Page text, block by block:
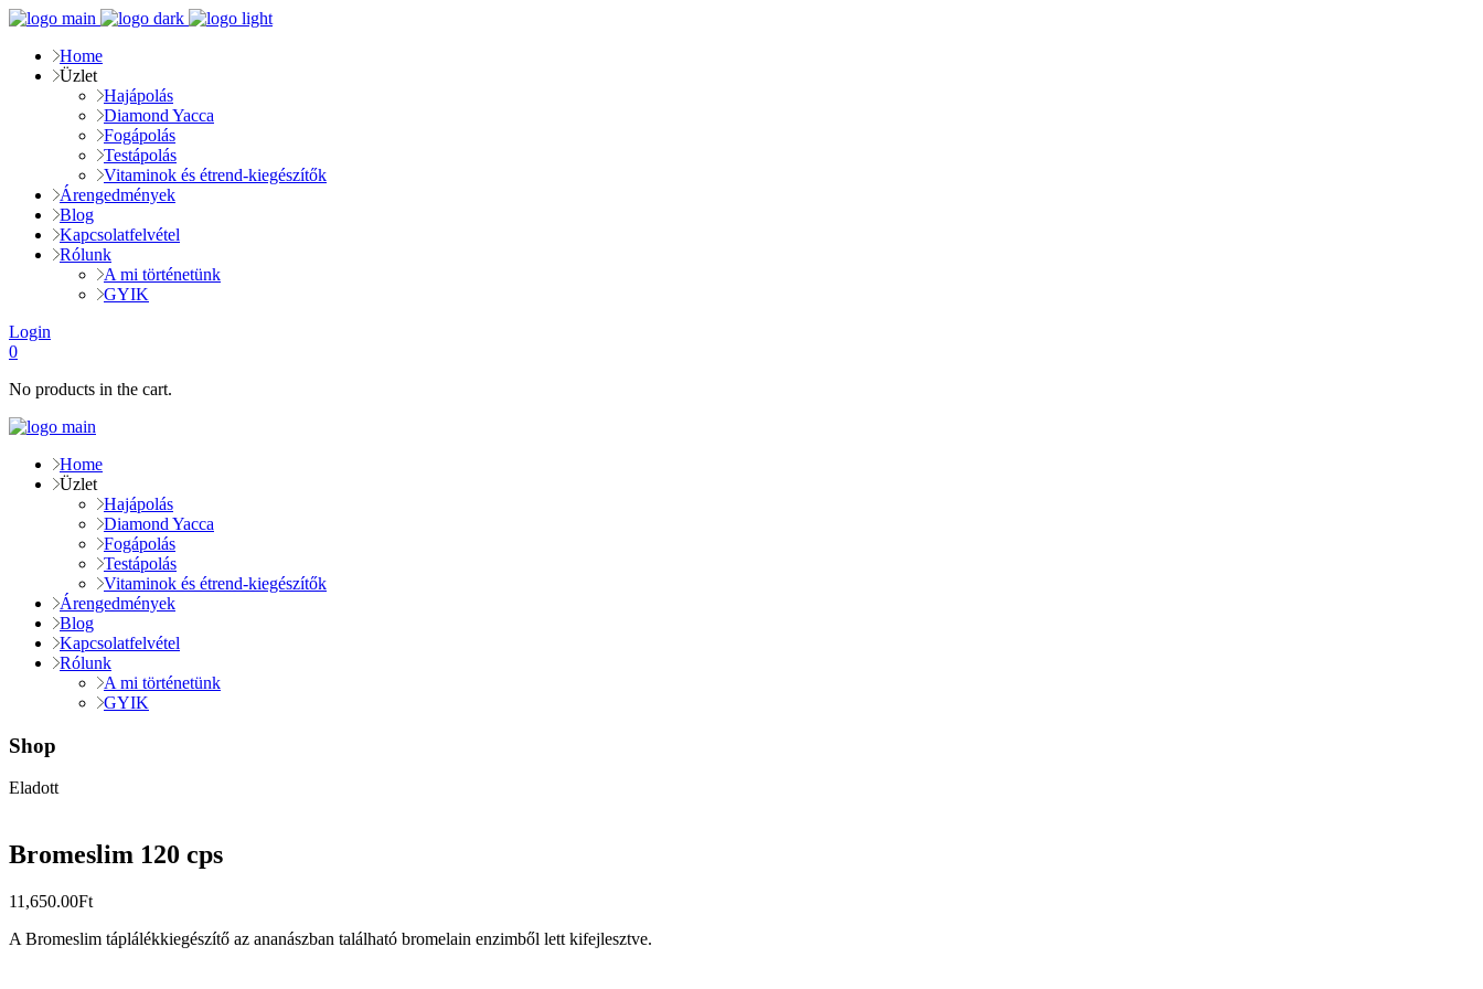
Home
Üzlet
Hajápolás
Diamond Yacca
Fogápolás
Testápolás
Vitaminok és étrend-kiegészítők
Árengedmények
Blog
Kapcsolatfelvétel
Rólunk
A mi történetünk
GYIK
Login
0
No products in the cart.
Home
Üzlet
Hajápolás
Diamond Yacca
Fogápolás
Testápolás
Vitaminok és étrend-kiegészítők
Árengedmények
Blog
Kapcsolatfelvétel
Rólunk
A mi történetünk
GYIK
Shop
Eladott
Bromeslim 120 cps
11,650.00Ft
A Bromeslim táplálékkiegészítő az ananászban található bromelain enzimből lett kifejlesztve.